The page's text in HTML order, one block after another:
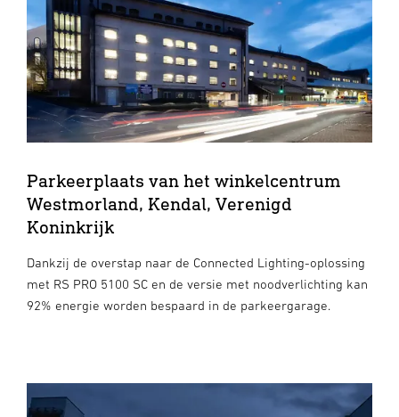
Parkeerplaats van het winkelcentrum
Westmorland, Kendal, Verenigd
Koninkrijk
Dankzij de overstap naar de Connected Lighting-oplossing
met RS PRO 5100 SC en de versie met noodverlichting kan
92% energie worden bespaard in de parkeergarage.